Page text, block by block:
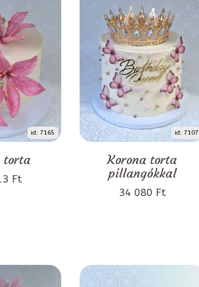
id: 7165
torta
Ft
id: 7107
Korona torta
pillangókkal
34 080 Ft